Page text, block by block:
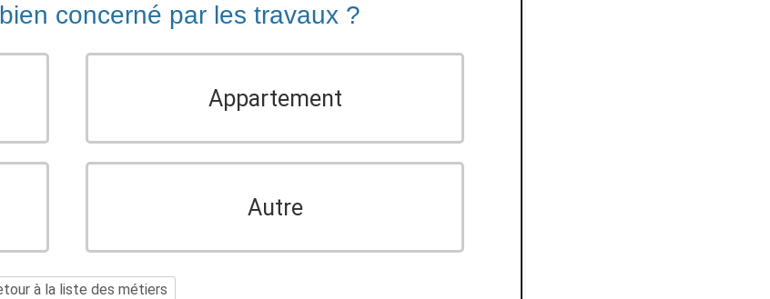
concerné par les travaux ?
Appartement
Autre
à la liste des métiers